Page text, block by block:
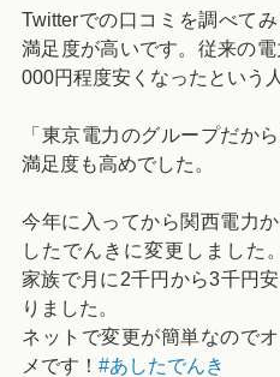
Twitterでの口コミを調べて
満足度が高いです。従来の
000円程度安くなったという
「東京電力のグループだか
満足度も高めでした。
今年に入ってから関西電力
したでんきに変更しました
家族で月に2千円から3千円
りました。
ネットで変更が簡単なので
メです！ #あしたでんき